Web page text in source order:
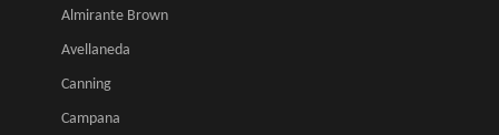
Almirante Brown
Avellaneda
Canning
Campana